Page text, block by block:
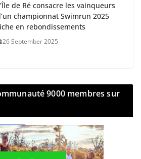
de Ré consacre les vainqueurs
championnat Swimrun 2025
en rebondissements
26 September 2025
9000 membres sur